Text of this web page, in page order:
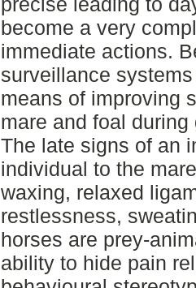
become a very
immediate actions.
surveillance
means of improving
mare and foal
The late signs of an
individual to the
waxing, relaxed
restlessness,
horses are prey-
ability to hide pain